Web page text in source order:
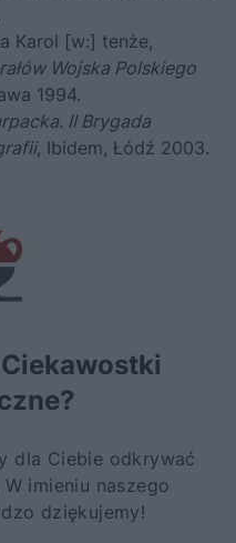
Karol [w:] tenże,
Wojska Polskiego
1994.
II Brygada
, Ibidem, Łódź 2003.